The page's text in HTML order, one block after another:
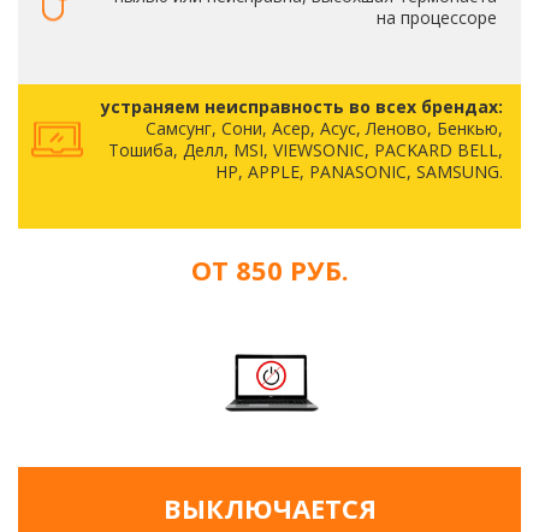
на процессоре
устраняем неисправность во всех брендах:
Самсунг, Сони, Асер, Асус, Леново, Бенкью,
Тошиба, Делл, MSI, VIEWSONIC, PACKARD BELL,
HP, APPLE, PANASONIC, SAMSUNG.
ОТ 850 РУБ.
ВЫКЛЮЧАЕТСЯ